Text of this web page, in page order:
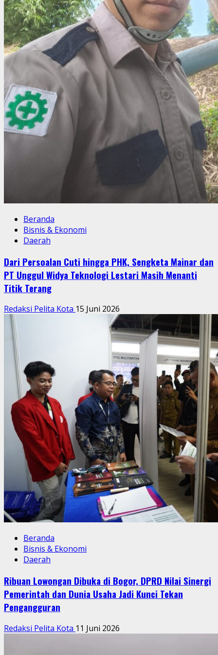
Beranda
Bisnis & Ekonomi
Daerah
Dari Persoalan Cuti hingga PHK, Sengketa Mainar dan
PT Unggul Widya Teknologi Lestari Masih Menanti
Titik Terang
Redaksi Pelita Kota 15 Juni 2026
Beranda
Bisnis & Ekonomi
Daerah
Ribuan Lowongan Dibuka di Bogor, DPRD Nilai Sinergi
Pemerintah dan Dunia Usaha Jadi Kunci Tekan
Pengangguran
Redaksi Pelita Kota 11 Juni 2026